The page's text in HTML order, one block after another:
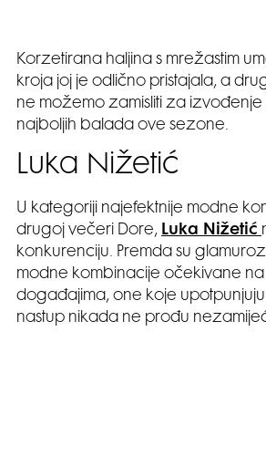
Korzetirana haljina s mrežastim
kroja joj je odlično pristajala, a
ne možemo zamisliti za
najboljih balada ove sezone.
Luka Nižetić
U kategoriji najefektnije modne
drugoj večeri Dore, Luka Nižetić
konkurenciju. Premda su
modne kombinacije očekivane
događajima, one koje upotpunjuju
nastup nikada ne prođu